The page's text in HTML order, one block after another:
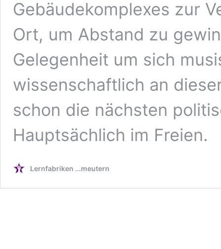
Gebäudekomplexes zur
Ort, um Abstand zu
Gelegenheit um sich
wissenschaftlich an
schon die nächsten
Hauptsächlich im Freien.
Lernfabriken ...meutern